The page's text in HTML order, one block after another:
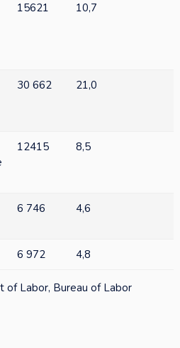
15621 10,7
30 662 21,0
12415 8,5
6 746 4,6
6 972 4,8
of Labor, Bureau of Labor